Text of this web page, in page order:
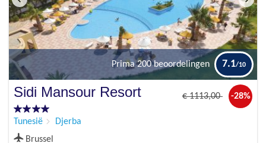
Prima 200 beoordelingen 7.1
Sidi Mansour Resort
Tunesië Djerba
€1113,00 -28%
Brussel